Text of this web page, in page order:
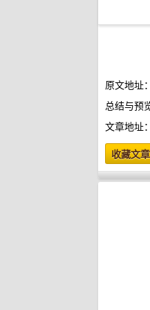
原文地址：
总结与预
文章地址：